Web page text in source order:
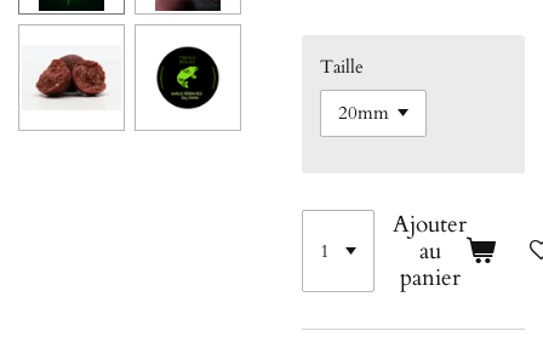
Taille
Ajouter
au
panier